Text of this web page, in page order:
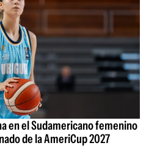
en el Sudamericano femenino
de la AmeriCup 2027